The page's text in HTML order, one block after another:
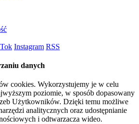
Instagram RSS
danych
cookies. Wykorzystujemy je w celu
poziomie, w sposób dopasowany
Użytkowników. Dzięki temu możliwe
analitycznych oraz udostępnianie
i odtwarzacza wideo.